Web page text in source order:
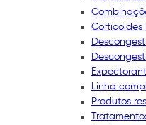
Corticoides
Linha
Produtos